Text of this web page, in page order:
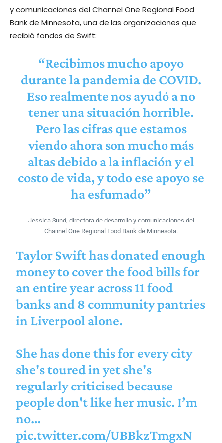
y comunicaciones del Channel One Regional Food
Bank de Minnesota, una de las organizaciones que
recibió fondos de Swift:
“Recibimos mucho apoyo
durante la pandemia de COVID.
Eso realmente nos ayudó a no
tener una situación horrible.
Pero las cifras que estamos
viendo ahora son mucho más
altas debido a la inflación y el
costo de vida, y todo ese apoyo se
ha esfumado”
Jessica Sund, directora de desarrollo y comunicaciones del
Channel One Regional Food Bank de Minnesota.
Taylor Swift has donated enough
money to cover the food bills for
an entire year across 11 food
banks and 8 community pantries
in Liverpool alone.
She has done this for every city
she's toured in yet she's
regularly criticised because
people don't like her music. I’m
no…
pic.twitter.com/UBBkzTmgxN